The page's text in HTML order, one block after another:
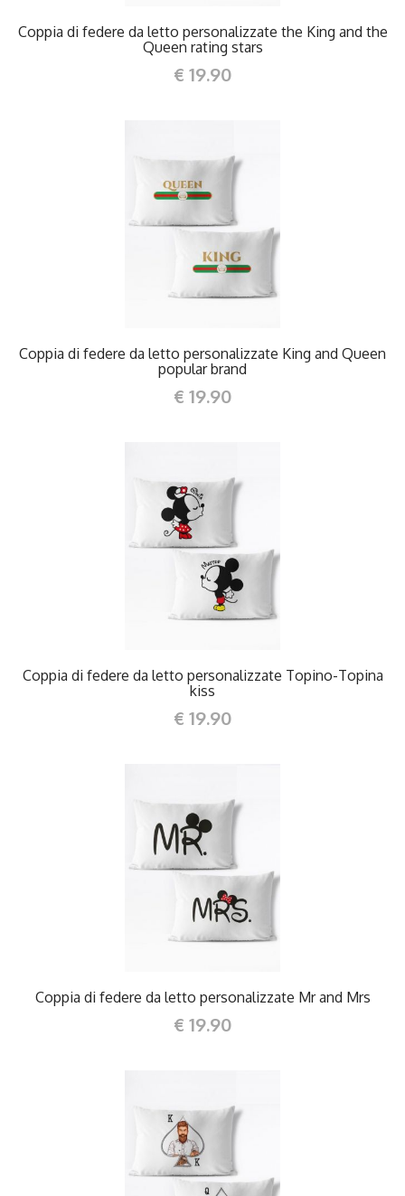
Coppia di federe da letto personalizzate the King and the
Queen rating stars
€ 19.90
DETTAGLI
Coppia di federe da letto personalizzate King and Queen
popular brand
€ 19.90
DETTAGLI
Coppia di federe da letto personalizzate Topino-Topina
kiss
€ 19.90
DETTAGLI
Coppia di federe da letto personalizzate Mr and Mrs
€ 19.90
DETTAGLI